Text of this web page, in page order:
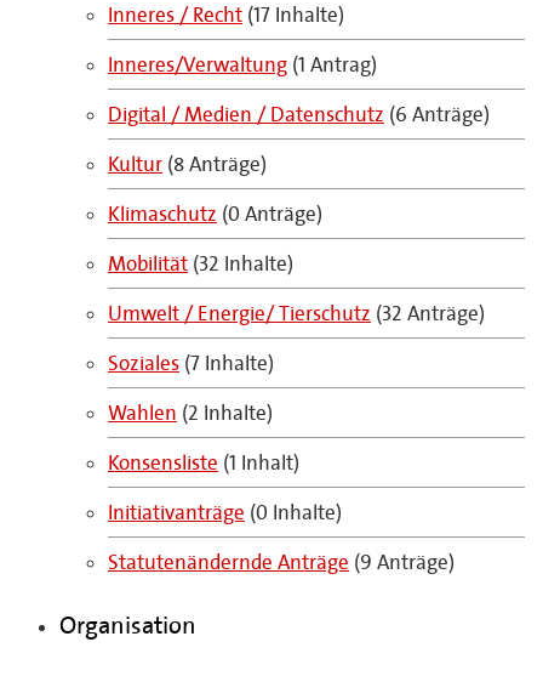
Inneres / Recht (17 Inhalte)
Inneres/Verwaltung (1 Antrag)
Digital / Medien / Datenschutz (6 Anträge)
Kultur (8 Anträge)
Klimaschutz (0 Anträge)
Mobilität (32 Inhalte)
Umwelt / Energie/ Tierschutz (32 Anträge)
Soziales (7 Inhalte)
Wahlen (2 Inhalte)
Konsensliste (1 Inhalt)
Initiativanträge (0 Inhalte)
Statutenändernde Anträge (9 Anträge)
Organisation